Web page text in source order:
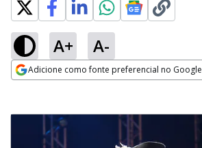
A+ A-
Adicione como fonte preferencial no Google